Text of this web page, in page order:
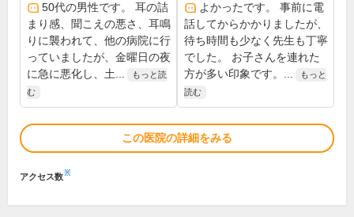
50代の男性です。 耳の詰
まり感、聞こえの悪さ、耳鳴
りに襲われて、他の病院に行
っていましたが、金曜日の夜
に急に悪化し、土...
もっと読
む
よかったです。 事前に電
話してからかかりましたが、
待ち時間も少なく先生も丁寧
でした。 お子さんを連れた
方が多い印象です。...
もっと
読む
この医院の詳細をみる
アクセス数※